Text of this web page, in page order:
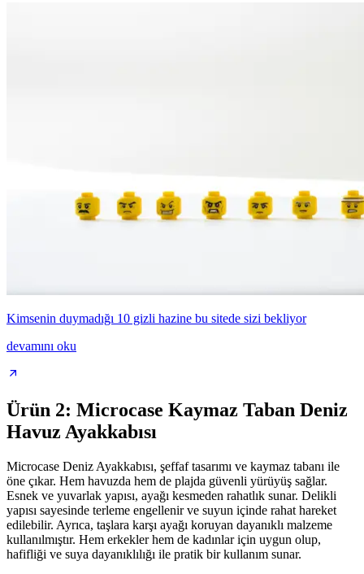
Kimsenin duymadığı 10 gizli hazine bu sitede sizi bekliyor
devamını oku
Ürün 2: Microcase Kaymaz Taban Deniz
Havuz Ayakkabısı
Microcase Deniz Ayakkabısı, şeffaf tasarımı ve kaymaz tabanı ile
öne çıkar. Hem havuzda hem de plajda güvenli yürüyüş sağlar.
Esnek ve yuvarlak yapısı, ayağı kesmeden rahatlık sunar. Delikli
yapısı sayesinde terleme engellenir ve suyun içinde rahat hareket
edilebilir. Ayrıca, taşlara karşı ayağı koruyan dayanıklı malzeme
kullanılmıştır. Hem erkekler hem de kadınlar için uygun olup,
hafifliği ve suya dayanıklılığı ile pratik bir kullanım sunar.